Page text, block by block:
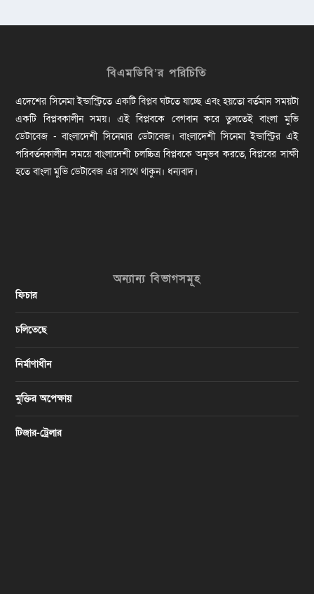
বিএমডিবি’র পরিচিতি
এদেশের সিনেমা ইন্ডাস্ট্রিতে একটি বিপ্লব ঘটতে যাচ্ছে এবং হয়তো বর্তমান সময়টা
একটি বিপ্লবকালীন সময়। এই বিপ্লবকে বেগবান করে তুলতেই বাংলা মুভি
ডেটাবেজ - বাংলাদেশী সিনেমার ডেটাবেজ। বাংলাদেশী সিনেমা ইন্ডাস্ট্রির এই
পরিবর্তনকালীন সময়ে বাংলাদেশী চলচ্চিত্র বিপ্লবকে অনুভব করতে, বিপ্লবের সাক্ষী
হতে বাংলা মুভি ডেটাবেজ এর সাথে থাকুন। ধন্যবাদ।
অন্যান্য বিভাগসমূহ
ফিচার
চলিতেছে
নির্মাণাধীন
মুক্তির অপেক্ষায়
টিজার-ট্রেলার